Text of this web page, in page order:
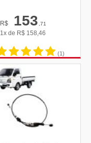
R$ 153,71
1x de R$ 158,46
(1)